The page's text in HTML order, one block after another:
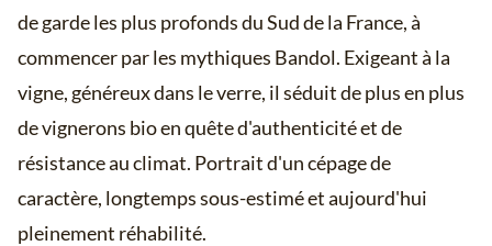
de garde les plus profonds du Sud de la France, à
commencer par les mythiques Bandol. Exigeant à la
vigne, généreux dans le verre, il séduit de plus en plus
de vignerons bio en quête d'authenticité et de
résistance au climat. Portrait d'un cépage de
caractère, longtemps sous-estimé et aujourd'hui
pleinement réhabilité.